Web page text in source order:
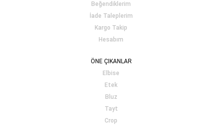
Beğendiklerim
İade Taleplerim
Kargo Takip
Hesabım
ÖNE ÇIKANLAR
Elbise
Etek
Bluz
Tayt
Crop